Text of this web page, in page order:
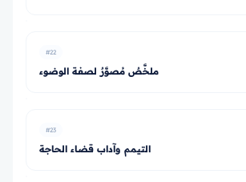
#22
ملخَّصٌ مُصوَّرٌ لصفة الوضوء
#23
التيمم وآداب قضاء الحاجة